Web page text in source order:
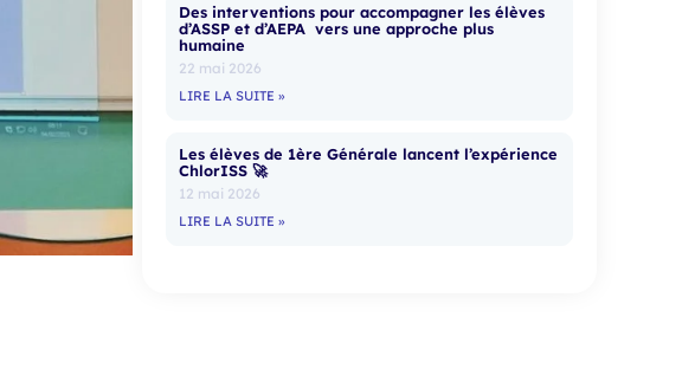
Des interventions pour accompagner les élèves
d’ASSP et d’AEPA vers une approche plus
humaine
22 mai 2026
LIRE LA SUITE »
Les élèves de 1ère Générale lancent l’expérience
ChlorISS 🚀
12 mai 2026
LIRE LA SUITE »